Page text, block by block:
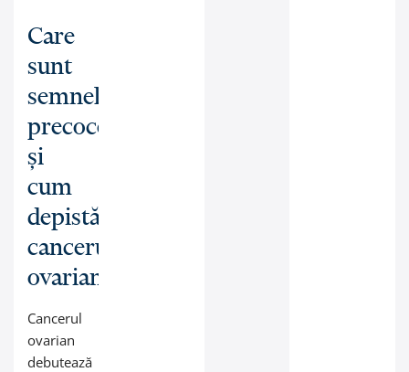
Care
sunt
semnele
precoce
și
cum
depistăm
cancerul
ovarian?
Cancerul
ovarian
debutează